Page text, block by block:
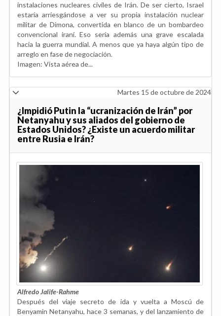
instalaciones nucleares civiles de Irán. De ser cierto, Israel
estaría arriesgándose a ver su propia instalación nuclear
militar de Dimona, convertida en blanco de un bombardeo
convencional iraní. Eso sería además una grave escalada
hacia la guerra mundial. A menos que ya haya algún tipo de
arreglo en fase de negociación.
Imagen: Vista aérea de...
Martes 15 de octubre de 2024
¿Impidió Putin la “ucranización de Irán” por
Netanyahu y sus aliados del gobierno de
Estados Unidos? ¿Existe un acuerdo militar
entre Rusia e Irán?
Alfredo Jalife-Rahme
Después del viaje secreto de ida y vuelta a Moscú de
Benyamin Netanyahu, hace 3 semanas, y del lanzamiento de